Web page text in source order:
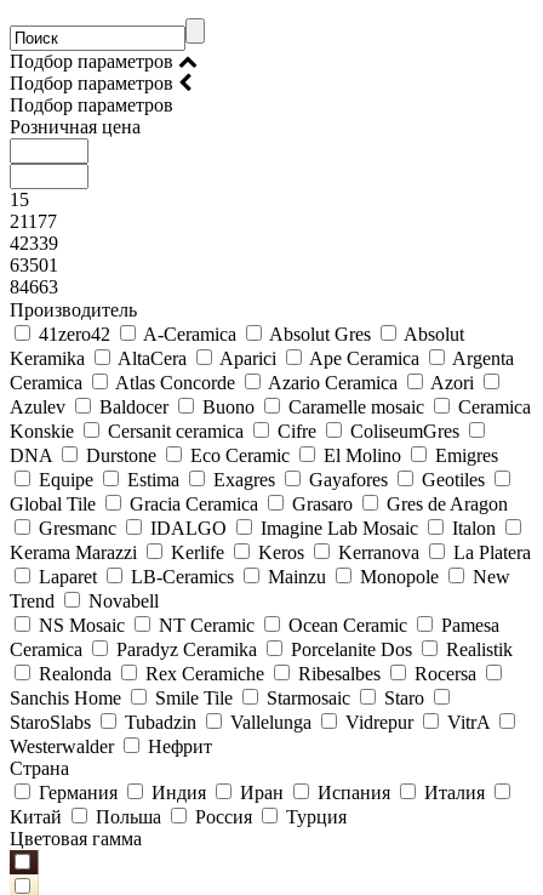
Подбор параметров
Подбор параметров
Подбор параметров
Розничная цена
15
21177
42339
63501
84663
Производитель
41zero42
A-Ceramica Absolut Gres
Absolut
Keramika
AltaCera Aparici Ape Ceramica
Argenta
Ceramica
Atlas Concorde Azario Ceramica
Azori
Azulev
Baldocer Buono Caramelle mosaic
Ceramica
Konskie
Cersanit ceramica Cifre
ColiseumGres
DNA
Durstone Eco Ceramic El Molino
Emigres
Equipe
Estima Exagres Gayafores
Geotiles
Global Tile
Gracia Ceramica Grasaro
Gres de Aragon
Gresmanc
IDALGO Imagine Lab Mosaic
Italon
Kerama Marazzi
Kerlife Keros Kerranova
La Platera
Laparet
LB-Ceramics Mainzu Monopole
New
Trend
Novabell
NS Mosaic
NT Ceramic Ocean Ceramic
Pamesa
Ceramica
Paradyz Сeramika Porcelanite Dos
Realistik
Realonda
Rex Ceramiche Ribesalbes
Rocersa
Sanchis Home
Smile Tile Starmosaic
Staro
StaroSlabs
Tubadzin Vallelunga Vidrepur
VitrA
Westerwalder
Нефрит
Страна
Германия
Индия Иран Испания
Италия
Китай
Польша Россия
Турция
Цветовая гамма